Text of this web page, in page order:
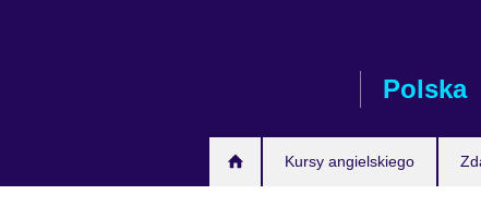
Polska
Kursy angielskiego